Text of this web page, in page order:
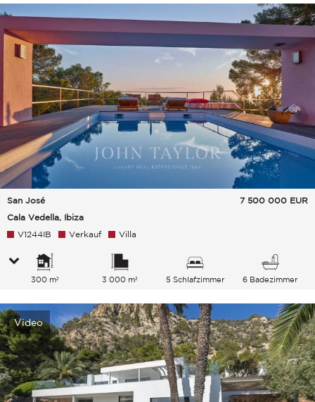
San José
Cala Vedella, Ibiza
7 500 000 EUR
V1244IB Verkauf Villa
300 m² 3 000 m² 5 Schlafzimmer 6 Badezimmer
Video